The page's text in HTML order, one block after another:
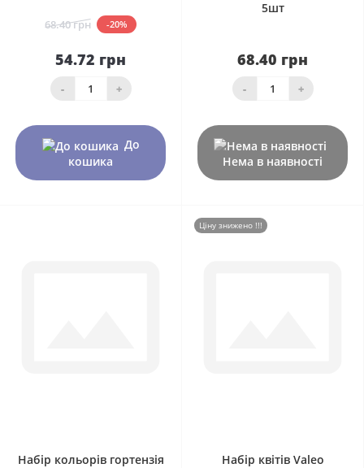
68.40 грн -20%
54.72 грн
- +
До
кошика
5шт
68.40 грн
- +
Нема в наявності
Набір кольорів гортензія
Ціну знижено !!!
Набір квітів Valeo